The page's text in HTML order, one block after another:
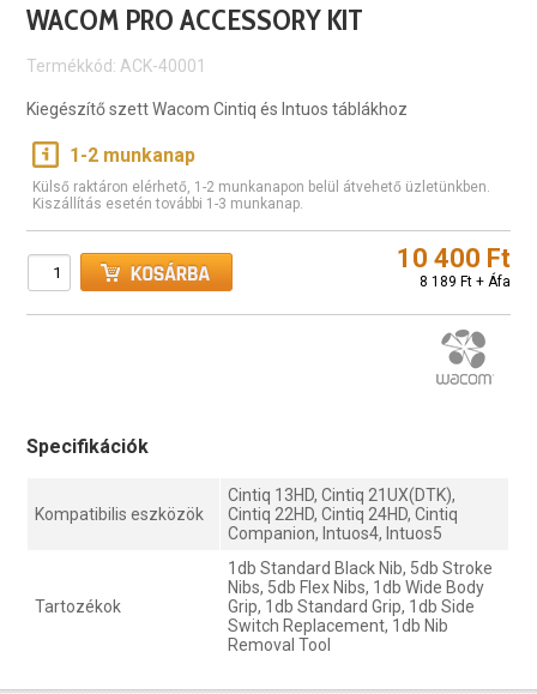
WACOM PRO ACCESSORY KIT
Termékkód: ACK-40001
Kiegészítő szett Wacom Cintiq és Intuos táblákhoz
1-2 munkanap
Külső raktáron elérhető, 1-2 munkanapon belül átvehető üzletünkben.
Kiszállítás esetén további 1-3 munkanap.
10 400 Ft
8 189 Ft + Áfa
Specifikációk
Kompatibilis eszközök
Cintiq 13HD, Cintiq 21UX(DTK),
Cintiq 22HD, Cintiq 24HD, Cintiq
Companion, Intuos4, Intuos5
Tartozékok
1db Standard Black Nib, 5db Stroke
Nibs, 5db Flex Nibs, 1db Wide Body
Grip, 1db Standard Grip, 1db Side
Switch Replacement, 1db Nib
Removal Tool